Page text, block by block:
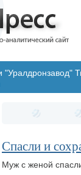
"Уралдронзавод"
Спасли и
Муж с женой